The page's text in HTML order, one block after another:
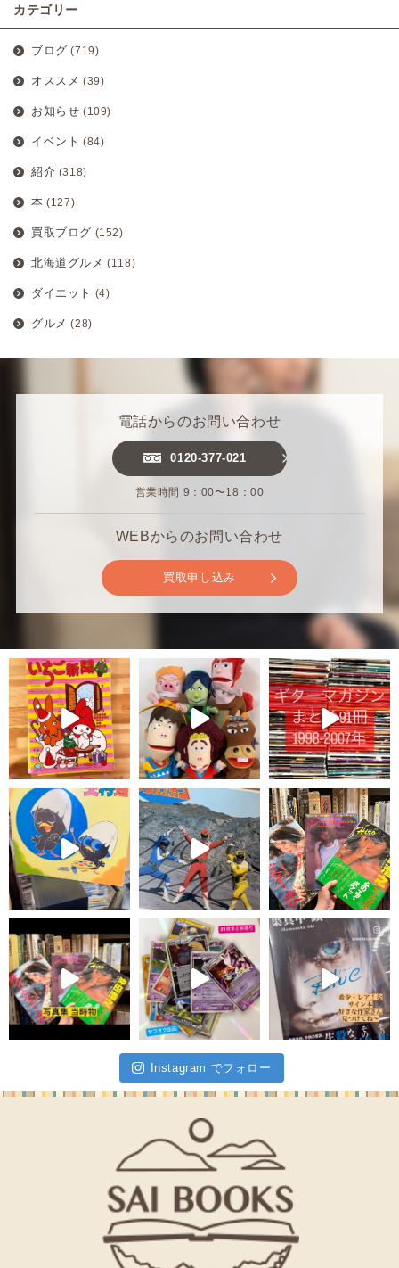
カテゴリー
ブログ (719)
オススメ (39)
お知らせ (109)
イベント (84)
紹介 (318)
本 (127)
買取ブログ (152)
北海道グルメ (118)
ダイエット (4)
グルメ (28)
電話からのお問い合わせ
0120-377-021
営業時間 9：00〜18：00
WEBからのお問い合わせ
買取申し込み
Instagram でフォロー